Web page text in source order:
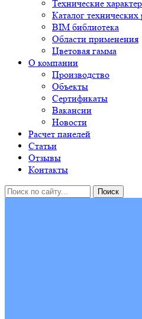
Технические
Каталог
BIM библиотека
Области применения
Цветовая гамма
О компании
Производство
Объекты
Сертификаты
Вакансии
Новости
Расчет панелей
Статьи
Отзывы
Контакты